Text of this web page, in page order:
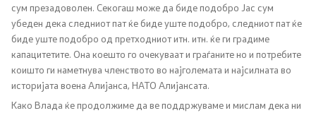
Сервисни информации
Антикорупција
Организација и систематизација
сум презадоволен. Секогаш може да биде подобро Јас сум
убеден дека следниот пат ќе биде уште подобро, следниот пат ќе
биде уште подобро од претходниот итн. итн. ќе ги градиме
капацитетите. Она коешто го очекуваат и граѓаните но и потребите
коишто ги наметнува членството во најголемата и најсилната во
историјата воена Алијанса, НАТО Алијансата.
Како Влада ќе продолжиме да ве поддржуваме и мислам дека ни